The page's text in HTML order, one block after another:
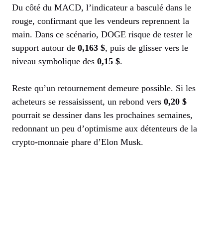
Du côté du MACD, l’indicateur a basculé dans le
rouge, confirmant que les vendeurs reprennent la
main. Dans ce scénario, DOGE risque de tester le
support autour de 0,163 $, puis de glisser vers le
niveau symbolique des 0,15 $.
Reste qu’un retournement demeure possible. Si les
acheteurs se ressaisissent, un rebond vers 0,20 $
pourrait se dessiner dans les prochaines semaines,
redonnant un peu d’optimisme aux détenteurs de la
crypto-monnaie phare d’Elon Musk.